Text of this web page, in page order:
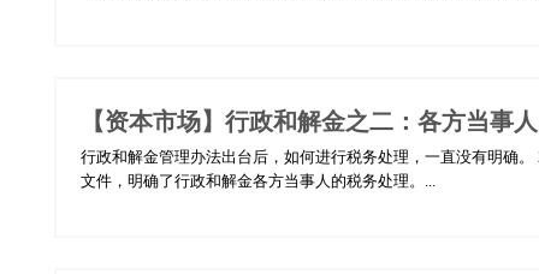
【资本市场】行政和解金之二：各方当事
行政和解金管理办法出台后，如何进行税务处理，一直没有明确
文件，明确了行政和解金各方当事人的税务处理。...